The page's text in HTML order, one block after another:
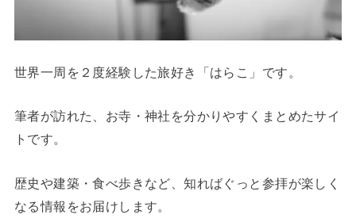
世界一周を２度経験した旅好き「はらこ」です。
筆者が訪れた、お寺・神社を分かりやすくまとめたサイ
トです。
歴史や建築・食べ歩きなど、知ればぐっと参拝が楽しく
なる情報をお届けします。